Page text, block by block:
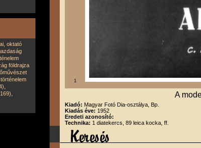
oktató
földrajza
,
,
1
A
Kiadó: Magyar Fotó Dia-osztálya, Bp.
Kiadás éve: 1952
Eredeti azonosító:
Technika: 1 diatekercs, 89 leica kocka, ff.